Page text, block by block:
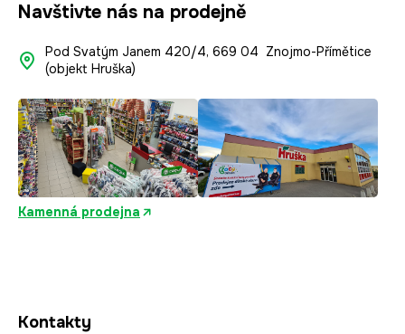
Navštivte nás na prodejně
Pod Svatým Janem 420/4, 669 04 Znojmo-Přímětice
(objekt Hruška)
Kamenná prodejna
Kontakty